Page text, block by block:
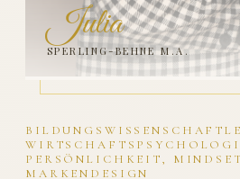
PERSÖNLICHKEIT,
MARKENDESIGN
Julia
SPERLING-BEHNE M.A.